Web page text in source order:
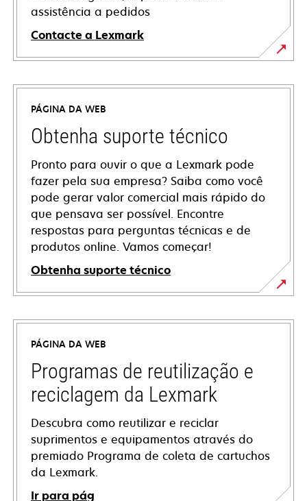
assistência a pedidos
Contacte a Lexmark
PÁGINA DA WEB
Obtenha suporte técnico
Pronto para ouvir o que a Lexmark pode
fazer pela sua empresa? Saiba como você
pode gerar valor comercial mais rápido do
que pensava ser possível. Encontre
respostas para perguntas técnicas e de
produtos online. Vamos começar!
Obtenha suporte técnico
abre
em
nova
guia
PÁGINA DA WEB
Programas de reutilização e
reciclagem da Lexmark
Descubra como reutilizar e reciclar
suprimentos e equipamentos através do
premiado Programa de coleta de cartuchos
da Lexmark.
Ir para pág